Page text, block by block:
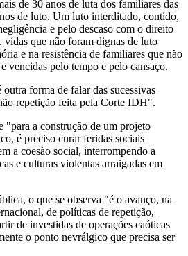
de 30 anos de luta dos familiares das
de luto. Um luto interditado, contido,
e pelo descaso com o direito
vidas que não foram dignas de luto
e na resistência de familiares que não
vencidas pelo tempo e pelo cansaço.
forma de falar das sucessivas
repetição feita pela Corte IDH".
"para a construção de um projeto
é preciso curar feridas sociais
a coesão social, interrompendo a
e culturas violentas arraigadas em
o que se observa "é o avanço, na
de políticas de repetição,
de investidas de operações caóticas
o ponto nevrálgico que precisa ser